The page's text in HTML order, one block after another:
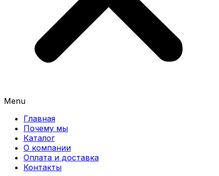
Menu
Главная
Почему мы
Каталог
О компании
Оплата и доставка
Контакты